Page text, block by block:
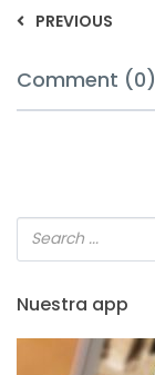
PREVIOUS
Comment (0)
Nuestra app